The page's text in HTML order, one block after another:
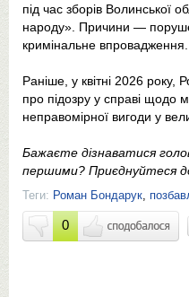
під час зборів Волинської
народу». Причини —
кримінальне впровадження.
Раніше, у квітні 2026 року,
про підозру у справі щодо
неправомірної вигоди у
Бажаєте дізнаватися
першими? Приєднуйтеся
Теги: Роман Бондарук
0